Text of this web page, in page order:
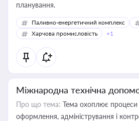
планування.
Паливно-енергетичний комплекс
Харчова промисловість
+1
Міжнародна технічна
Про що тема: Тема охоплює процеси
оформлення, адміністрування і